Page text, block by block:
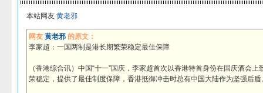
本站网友 黄老邪
网友 黄老邪的原文：
李家超：一国两制是港长期繁荣稳定最佳保障
（香港综合讯）中国“十一”国庆，李家超首次以香港特首身份在国庆酒会
荣稳定，提供了最佳制度保障，香港抵御冲击时总有中国大陆作为坚强后盾